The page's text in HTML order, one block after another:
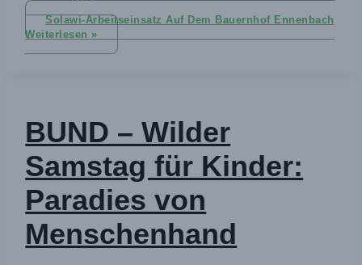
Solawi-Arbeitseinsatz Auf Dem Bauernhof Ennenbach
Weiterlesen »
BUND – Wilder
Samstag für Kinder:
Paradies von
Menschenhand